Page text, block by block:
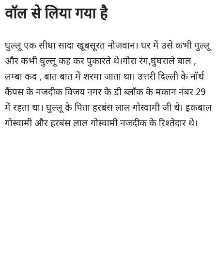
वॉल से लिया गया है
घुल्लू एक सीधा सादा खूबसूरत नौजवान। घर में उसे कभी गुल्लू
और कभी घुल्लू कह कर पुकारते थे।गोरा रंग,घुंघराले बाल ,
लम्बा कद , बात बात में शरमा जाता था। उत्तरी दिल्ली के नॉर्थ
कैंपस के नजदीक विजय नगर के डी ब्लॉक के मकान नंबर 29
में रहता था। घुल्लू के पिता हरबंस लाल गोस्वामी जी थे। इकबाल
गोस्वामी और हरबंस लाल गोस्वामी नजदीक के रिश्तेदार थे।